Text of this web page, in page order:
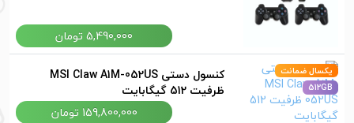
5,490,000 تومان
یکسال ضمانت
512GB
کنسول دستی MSI Claw A1M-052US
ظرفیت 512 گیگابایت
159,800,000 تومان